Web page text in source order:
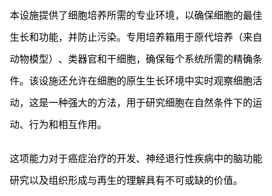
本设施提供了细胞培养所需的专业环境，以确保细胞的最佳
生长和功能，并防止污染。专用培养箱用于原代培养（来自
动物模型）、类器官和干细胞，确保每个系统所需的精确条
件。该设施还允许在细胞的原生生长环境中实时观察细胞活
动，这是一种强大的方法，用于研究细胞在自然条件下的运
动、行为和相互作用。
这项能力对于癌症治疗的开发、神经退行性疾病中的脑功能
研究以及组织形成与再生的理解具有不可或缺的价值。